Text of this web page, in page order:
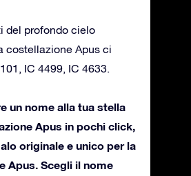
del profondo cielo
costellazione Apus ci
IC 4499, IC 4633.
un nome alla tua stella
Apus in pochi click,
originale e unico per la
Apus. Scegli il nome